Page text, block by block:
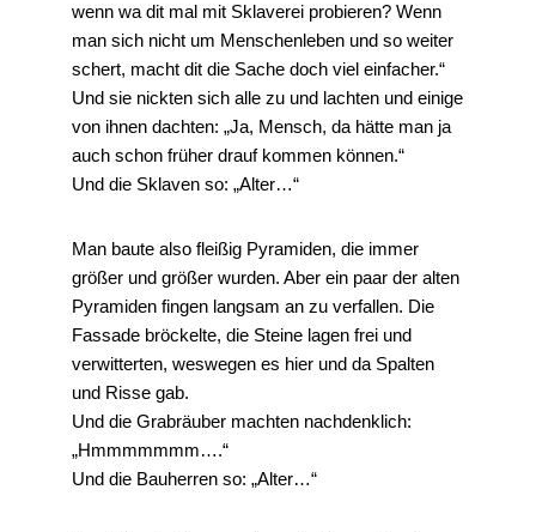
wenn wa dit mal mit Sklaverei probieren? Wenn
man sich nicht um Menschenleben und so weiter
schert, macht dit die Sache doch viel einfacher.“
Und sie nickten sich alle zu und lachten und einige
von ihnen dachten: „Ja, Mensch, da hätte man ja
auch schon früher drauf kommen können.“
Und die Sklaven so: „Alter…“
Man baute also fleißig Pyramiden, die immer
größer und größer wurden. Aber ein paar der alten
Pyramiden fingen langsam an zu verfallen. Die
Fassade bröckelte, die Steine lagen frei und
verwitterten, weswegen es hier und da Spalten
und Risse gab.
Und die Grabräuber machten nachdenklich:
„Hmmmmmmm….“
Und die Bauherren so: „Alter…“